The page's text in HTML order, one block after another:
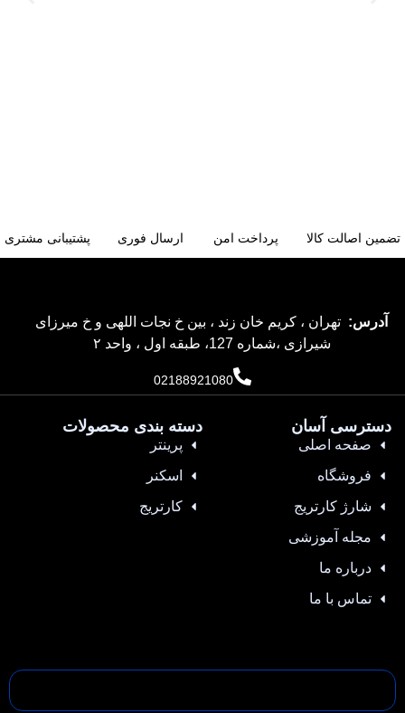
تضمین اصالت کالا پرداخت امن ارسال فوری پشتیبانی مشتری
آدرس: تهران ، کریم خان زند ، بین خ نجات اللهی و خ میرزای
شیرازی ،شماره 127، طبقه اول ، واحد ۲
02188921080
دسترسی آسان
صفحه اصلی
فروشگاه
شارژ کارتریج
مجله آموزشی
درباره ما
تماس با ما
دسته بندی محصولات
پرینتر
اسکنر
کارتریج